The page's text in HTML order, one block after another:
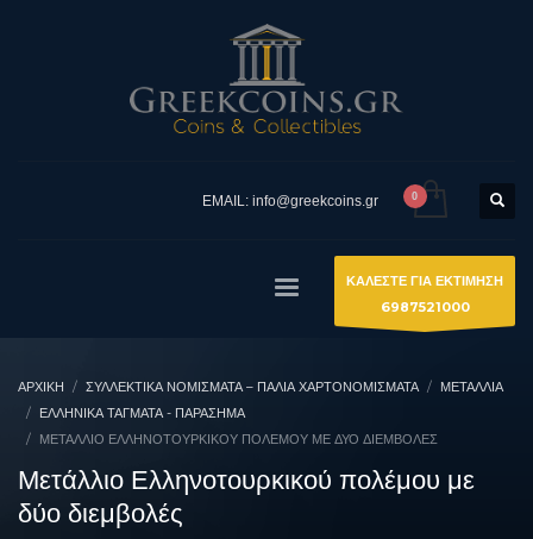
EMAIL: info@greekcoins.gr
ΚΑΛΕΣΤΕ ΓΙΑ ΕΚΤΙΜΗΣΗ
6987521000
ΑΡΧΙΚΉ ΣΥΛΛΕΚΤΙΚΆ ΝΟΜΊΣΜΑΤΑ – ΠΑΛΙΆ ΧΑΡΤΟΝΟΜΊΣΜΑΤΑ
ΜΕΤΑΛΛΙΑ
ΕΛΛΗΝΙΚΆ ΤΆΓΜΑΤΑ - ΠΑΡΆΣΗΜΑ
ΜΕΤΆΛΛΙΟ ΕΛΛΗΝΟΤΟΥΡΚΙΚΟΎ ΠΟΛΈΜΟΥ ΜΕ ΔΎΟ ΔΙΕΜΒΟΛΈΣ
Μετάλλιο Ελληνοτουρκικού πολέμου με
δύο διεμβολές